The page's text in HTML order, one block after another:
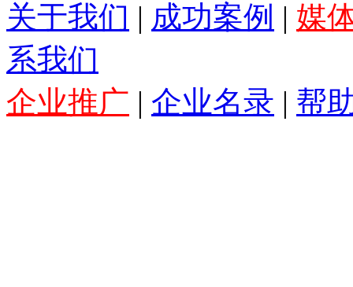
关于我们 | 成功案例 | 媒
系我们
企业推广 | 企业名录 | 帮